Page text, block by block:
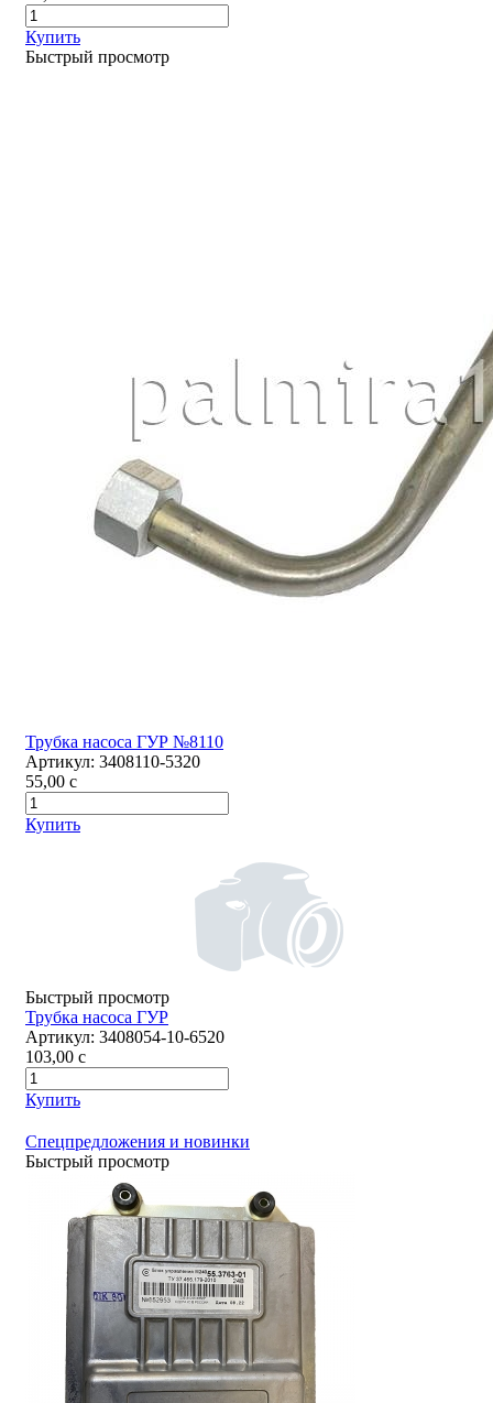
Купить
Быстрый просмотр
Трубка насоса ГУР №8110
Артикул: 3408110-5320
55,00 c
Купить
Быстрый просмотр
Трубка насоса ГУР
Артикул: 3408054-10-6520
103,00 c
Купить
Спецпредложения и новинки
Быстрый просмотр